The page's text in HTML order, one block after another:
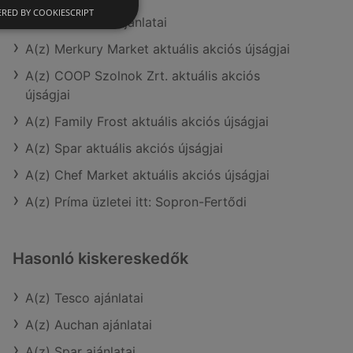
A(z) Müller HU ajánlatai
A(z) Merkury Market aktuális akciós újságjai
A(z) COOP Szolnok Zrt. aktuális akciós
újságjai
A(z) Family Frost aktuális akciós újságjai
A(z) Spar aktuális akciós újságjai
A(z) Chef Market aktuális akciós újságjai
A(z) Príma üzletei itt: Sopron-Fertődi
Hasonló kiskereskedők
A(z) Tesco ajánlatai
A(z) Auchan ajánlatai
BY COOKIESCRIPT